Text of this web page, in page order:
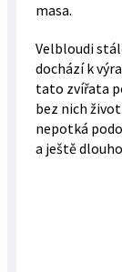
masa.
Velbloudi
dochází k
tato zvířata
bez nich
nepotká
a ještě